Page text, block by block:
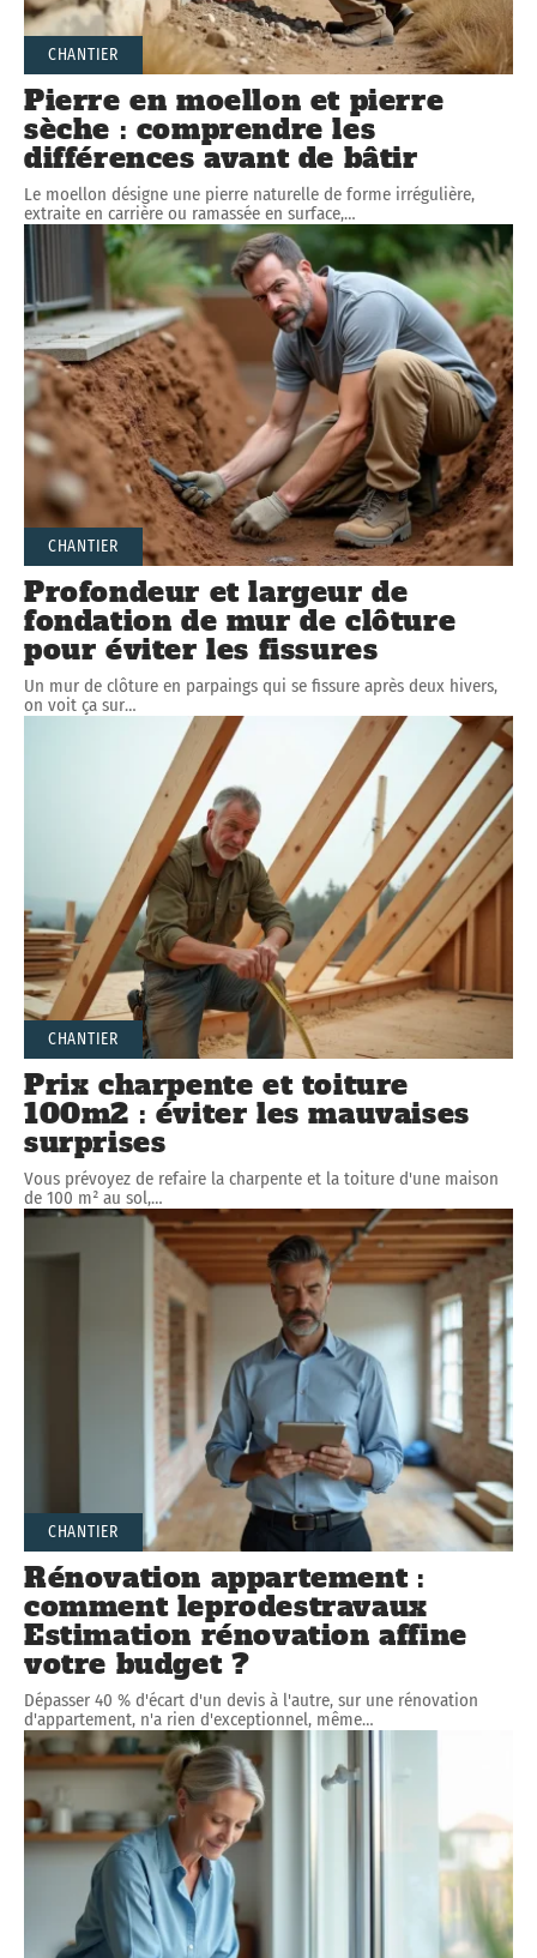
CHANTIER
Pierre en moellon et pierre
sèche : comprendre les
différences avant de bâtir
Le moellon désigne une pierre naturelle de forme irrégulière,
extraite en carrière ou ramassée en surface,…
CHANTIER
Profondeur et largeur de
fondation de mur de clôture
pour éviter les fissures
Un mur de clôture en parpaings qui se fissure après deux hivers,
on voit ça sur…
CHANTIER
Prix charpente et toiture
100m2 : éviter les mauvaises
surprises
Vous prévoyez de refaire la charpente et la toiture d'une maison
de 100 m² au sol,…
CHANTIER
Rénovation appartement :
comment leprodestravaux
Estimation rénovation affine
votre budget ?
Dépasser 40 % d'écart d'un devis à l'autre, sur une rénovation
d'appartement, n'a rien d'exceptionnel, même…